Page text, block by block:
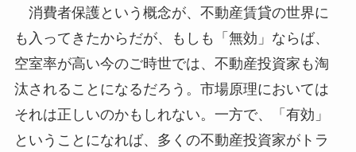
消費者保護という概念が、不動産賃貸の世界に
も入ってきたからだが、もしも「無効」ならば、
空室率が高い今のご時世では、不動産投資家も淘
汰されることになるだろう。市場原理においては
それは正しいのかもしれない。一方で、「有効」
ということになれば、多くの不動産投資家がトラ